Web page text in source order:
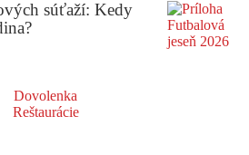
súťaží: Kedy
Dovolenka
Reštaurácie